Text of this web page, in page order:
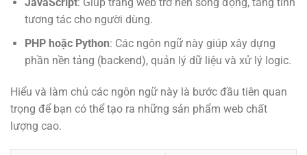
JavaScript: Giúp trang web trở nên sống động, tăng tính
tương tác cho người dùng.
PHP hoặc Python: Các ngôn ngữ này giúp xây dựng
phần nền tảng (backend), quản lý dữ liệu và xử lý logic.
Hiểu và làm chủ các ngôn ngữ này là bước đầu tiên quan
trọng để bạn có thể tạo ra những sản phẩm web chất
lượng cao.